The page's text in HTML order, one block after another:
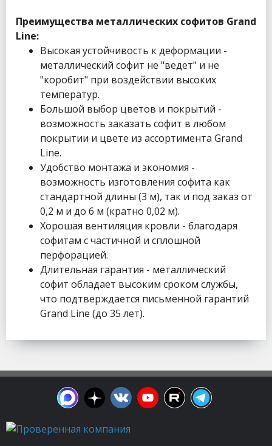
Преимущества металлических софитов Grand
Line:
Высокая устойчивость к деформации -
металлический софит не "ведет" и не
"коробит" при воздействии высоких
температур.
Большой выбор цветов и покрытий -
возможность заказать софит в любом
покрытии и цвете из ассортимента Grand
Line.
Удобство монтажа и экономия -
возможность изготовления софита как
стандартной длины (3 м), так и под заказ от
0,2 м и до 6 м (кратно 0,02 м).
Хорошая вентиляция кровли - благодаря
софитам с частичной и сплошной
перфорацией.
Длительная гарантия - металлический
софит обладает высоким сроком службы,
что подтверждается письменной гарантий
Grand Line (до 35 лет).